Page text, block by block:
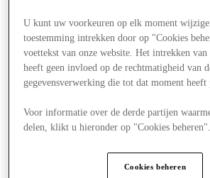
U kunt uw voorkeuren op elk moment
toestemming intrekken door op "Cookies
voettekst van onze website. Het intrekken
heeft geen invloed op de rechtmatigheid van
gegevensverwerking die tot dat moment heeft
Voor informatie over de derde partijen
delen, klikt u hieronder op "Cookies beheren".
Cookies beheren